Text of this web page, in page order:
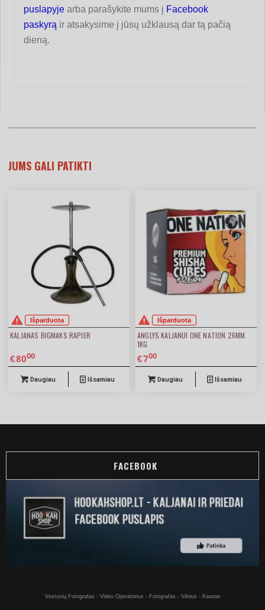
puslapyje arba parašykite mums į Facebook
paskyrą ir atsakysime į jūsų užklausą dar tą pačią
dieną.
JUMS GALI PATIKTI
Išparduota
KALJANAS BIGMAKS RAPIER
€8000
Daugiau Išsamiau
Išparduota
ANGLYS KALJANUI ONE NATION 26MM
1KG
€700
Daugiau Išsamiau
FACEBOOK
Vestuvių Fotografas - Video Operatorius - Fotografas - Vilnius - Kaunas